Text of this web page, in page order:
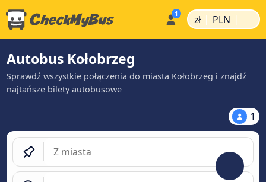
zł | PLN |
Autobus Kołobrzeg
Sprawdź wszystkie połączenia do miasta Kołobrzeg i znajdź
najtańsze bilety autobusowe
1